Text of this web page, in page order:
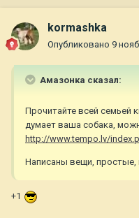
kormashka
Опубликовано 9
Амазонка сказал:
Прочитайте всей семьей
думает ваша собака,
http://www.tempo.lv/
Написаны вещи,
+1